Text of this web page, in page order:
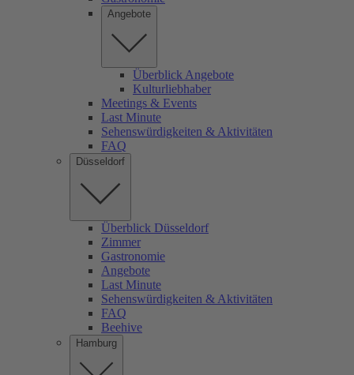
Angebote
Überblick Angebote
Kulturliebhaber
Meetings & Events
Last Minute
Sehenswürdigkeiten & Aktivitäten
FAQ
Düsseldorf
Überblick Düsseldorf
Zimmer
Gastronomie
Angebote
Last Minute
Sehenswürdigkeiten & Aktivitäten
FAQ
Beehive
Hamburg